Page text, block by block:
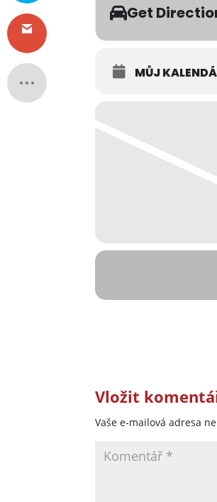
Get
MŮJ
Vložit
Vaše e-mailová adresa